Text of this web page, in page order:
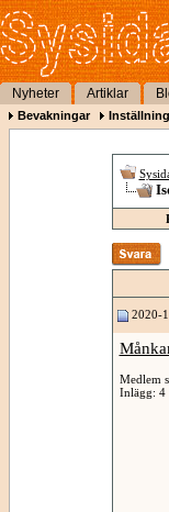
Nyheter Artiklar
Bevakningar
2020-
Medlem
Inlägg: 4